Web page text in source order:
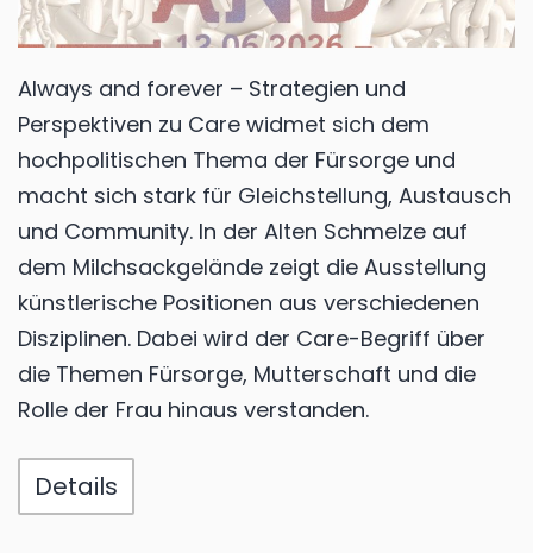
Always and forever – Strategien und
Perspektiven zu Care widmet sich dem
hochpolitischen Thema der Fürsorge und
macht sich stark für Gleichstellung, Austausch
und Community. In der Alten Schmelze auf
dem Milchsackgelände zeigt die Ausstellung
künstlerische Positionen aus verschiedenen
Disziplinen. Dabei wird der Care-Begriff über
die Themen Fürsorge, Mutterschaft und die
Rolle der Frau hinaus verstanden.
Details